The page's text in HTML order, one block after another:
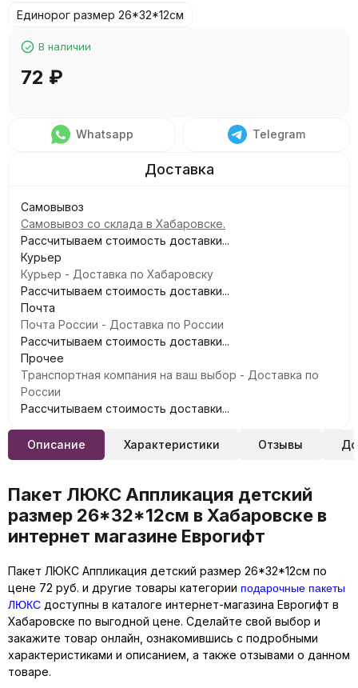
Единорог размер 26*32*12см
В наличии
72 ₽
Whatsapp Telegram
Самовывоз
Самовывоз со склада в Хабаровске.
Рассчитываем стоимость доставки...
Курьер
Курьер - Доставка по Хабаровску
Рассчитываем стоимость доставки...
Почта
Почта России - Доставка по России
Рассчитываем стоимость доставки...
Прочее
Транспортная компания на ваш выбор - Доставка по
России
Рассчитываем стоимость доставки...
Описание Характеристики Отзывы
Пакет ЛЮКС Аппликация детский
размер 26*32*12см в Хабаровске в
интернет магазине Еврогифт
Пакет ЛЮКС Аппликация детский размер 26*32*12см по
цене 72 руб. и другие товары категории подарочные пакеты
ЛЮКС доступны в каталоге интернет-магазина Еврогифт в
Хабаровске по выгодной цене. Сделайте свой выбор и
закажите товар онлайн, ознакомившись с подробными
характеристиками и описанием, а также отзывами о данном
товаре.